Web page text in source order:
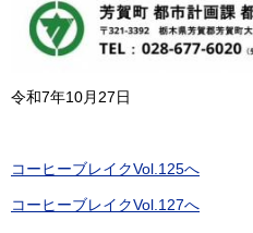
令和7年10月27日
コーヒーブレイクVol.125へ
コーヒーブレイクVol.127へ